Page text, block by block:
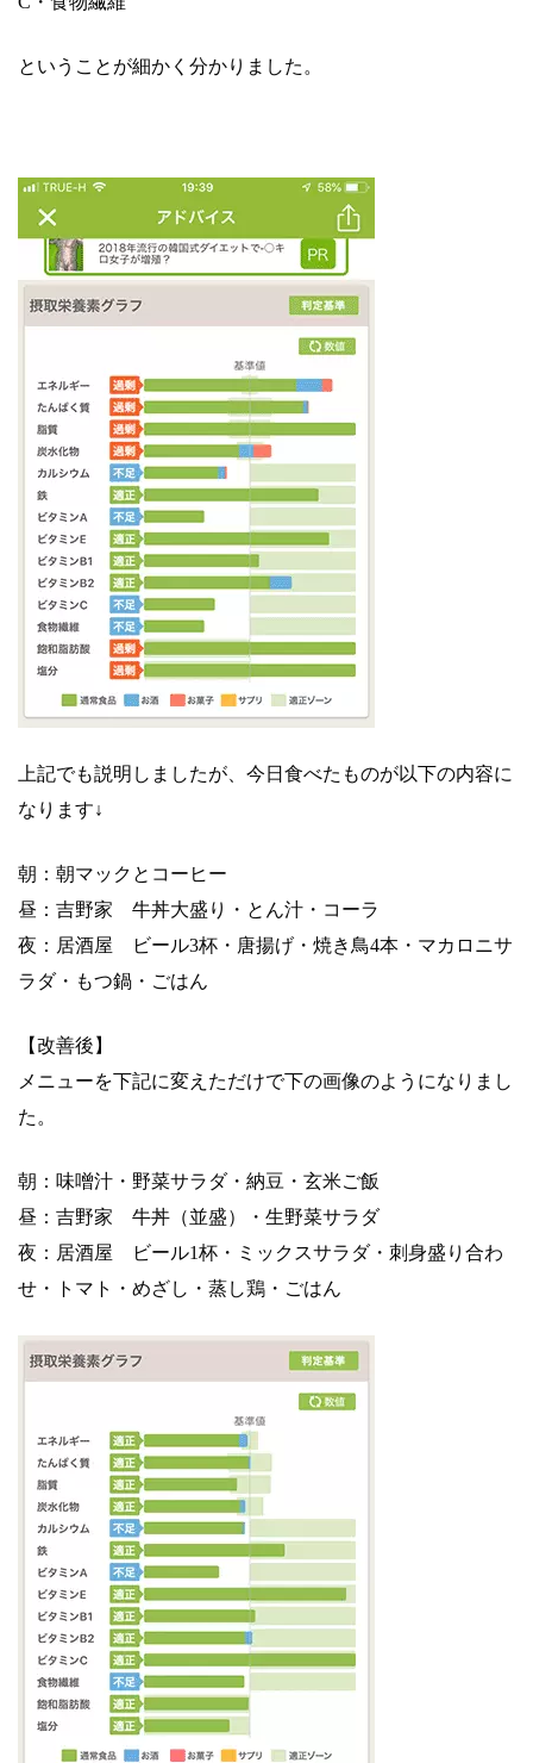
ということが細かく分かりました。
上記でも説明しましたが、今日食べたものが以下の内容に
なります↓
朝：朝マックとコーヒー
昼：吉野家 牛丼大盛り・とん汁・コーラ
夜：居酒屋 ビール3杯・唐揚げ・焼き鳥4本・マカロニサ
ラダ・もつ鍋・ごはん
【改善後】
メニューを下記に変えただけで下の画像のようになりまし
た。
朝：味噌汁・野菜サラダ・納豆・玄米ご飯
昼：吉野家 牛丼（並盛）・生野菜サラダ
夜：居酒屋 ビール1杯・ミックスサラダ・刺身盛り合わ
せ・トマト・めざし・蒸し鶏・ごはん